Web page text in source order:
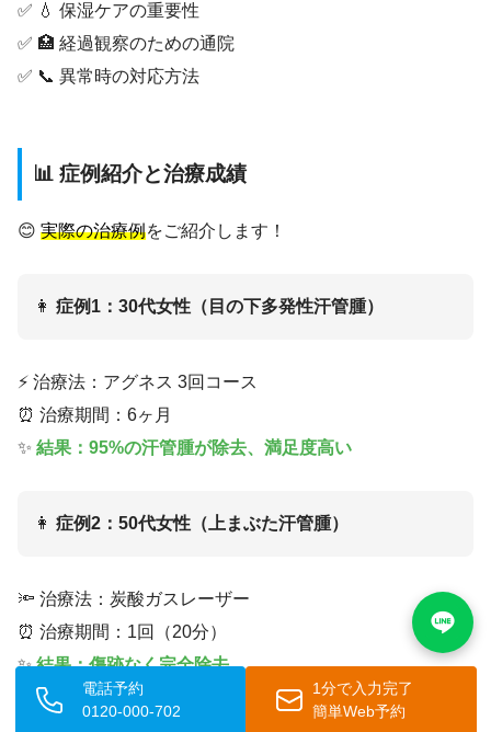
✅ 💧 保湿ケアの重要性
✅ 🏥 経過観察のための通院
✅ 📞 異常時の対応方法
📊 症例紹介と治療成績
😊 実際の治療例をご紹介します！
👩 症例1：30代女性（目の下多発性汗管腫）
⚡ 治療法：アグネス 3回コース
⏰ 治療期間：6ヶ月
✨ 結果：95%の汗管腫が除去、満足度高い
👩 症例2：50代女性（上まぶた汗管腫）
🔦 治療法：炭酸ガスレーザー
⏰ 治療期間：1回（20分）
✨結果：傷跡なく完全除去
電話予約
0120-000-702
1分で入力完了
簡単Web予約